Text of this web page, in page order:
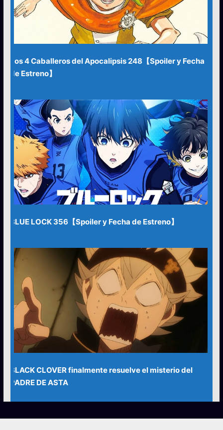
Los 4 Caballeros del Apocalipsis 248【Spoiler y Fecha
de Estreno】
BLUE LOCK 356【Spoiler y Fecha de Estreno】
BLACK CLOVER finalmente resuelve el misterio del
PADRE DE ASTA